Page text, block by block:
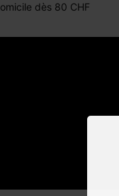
dès 80 CHF